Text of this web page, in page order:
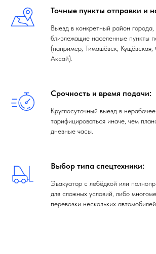
Точные пункты отправки и
Выезд в конкретный район города,
близлежащие населенные пункты
(например, Тимашёвск, Кущёвская,
Аксай).
Срочность и время подачи:
Круглосуточный выезд в
тарифицироваться иначе, чем
дневные часы.
Выбор типа спецтехники:
Эвакуатор с лебёдкой или
для сложных условий, либо
перевозки нескольких